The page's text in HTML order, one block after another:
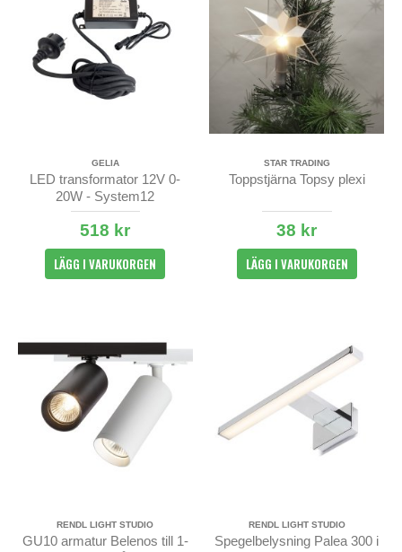
GELIA
LED transformator 12V 0-
20W - System12
518 kr
LÄGG I VARUKORGEN
STAR TRADING
Toppstjärna Topsy plexi
38 kr
LÄGG I VARUKORGEN
RENDL LIGHT STUDIO
GU10 armatur Belenos till 1-
RENDL LIGHT STUDIO
Spegelbelysning Palea 300 i